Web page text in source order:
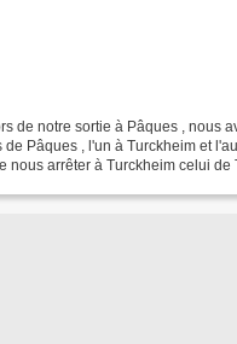
de notre sortie à Pâques , nous
Pâques , l'un à Turckheim et
nous arrêter à Turckheim celui de